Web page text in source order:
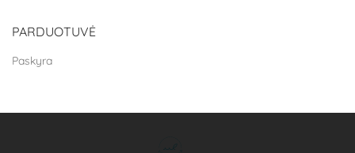
PARDUOTUVĖ
Paskyra